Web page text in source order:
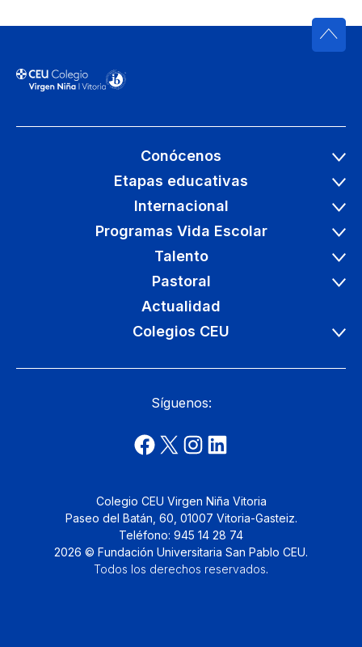
Conócenos
Etapas educativas
Internacional
Programas Vida Escolar
Talento
Pastoral
Actualidad
Colegios CEU
Síguenos:
Colegio CEU Virgen Niña Vitoria
Paseo del Batán, 60, 01007 Vitoria-Gasteiz.
Teléfono: 945 14 28 74
2026 © Fundación Universitaria San Pablo CEU.
Todos los derechos reservados.